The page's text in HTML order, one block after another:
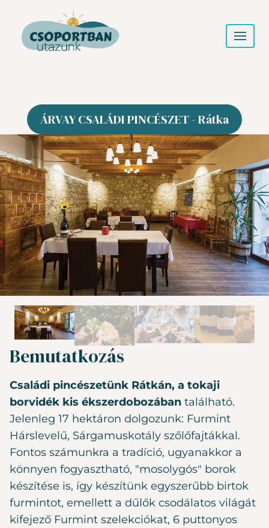
ÁRVAY CSALÁDI PINCÉSZET - Rátka
Bemutatkozás
Családi pincészetünk Rátkán, a tokaji
borvidék kis ékszerdobozában található.
Jelenleg 17 hektáron dolgozunk: Furmint
Hárslevelű, Sárgamuskotály szőlőfajtákkal.
Fontos számunkra a tradíció, ugyanakkor a
könnyen fogyasztható, "mosolygós" borok
készítése is, így készítünk egyszerűbb birtok
furmintot, emellett a dűlők csodálatos világát
kifejező Furmint szelekciókat, 6 puttonyos